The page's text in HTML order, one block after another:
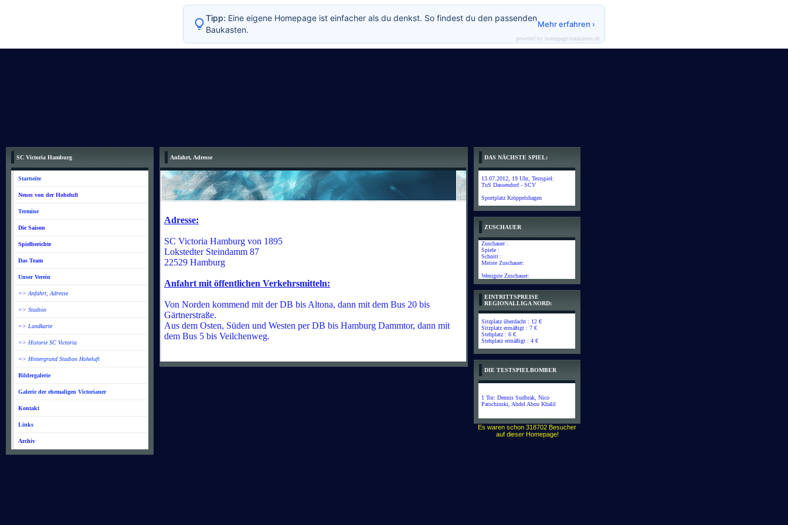
SC Victoria Hamburg
Startseite
Neues von der Hoheluft
Termine
Die Saison
Spielberichte
Das Team
Unser Verein
=> Anfahrt, Adresse
=> Stadion
=> Landkarte
=> Historie SC Victoria
=> Hintergrund Stadion Hoheluft
Bildergalerie
Galerie der ehemaligen Victorianer
Kontakt
Links
Archiv
Anfahrt, Adresse
Adresse:
SC Victoria Hamburg von 1895
Lokstedter Steindamm 87
22529 Hamburg
Anfahrt mit öffentlichen Verkehrsmitteln:
Von Norden kommend mit der DB bis Altona, dann mit dem Bus 20 bis
Gärtnerstraße.
Aus dem Osten, Süden und Westen per DB bis Hamburg Dammtor, dann mit
dem Bus 5 bis Veilchenweg.
DAS NÄCHSTE SPIEL:
13.07.2012, 19 Uhr, Testspiel:
TuS Dassendorf - SCV
Sportplatz Kröppelshagen
ZUSCHAUER
Zuschauer :
Spiele :
Schnitt :
Meiste Zuschauer:
Wenigste Zuschauer:
EINTRITTSPREISE
REGIONALLIGA NORD:
Sitzplatz überdacht : 12 €
Sitzplatz ermäßigt : 7 €
Stehplatz : 6 €
Stehplatz ermäßigt : 4 €
DIE TESTSPIELBOMBER
1 Tor: Dennis Sudbrak, Nico
Patschinski, Abdel Abou Khalil
Es waren schon 318702 Besucher
auf dieser Homepage!
Tipp: Eine eigene Homepage ist einfacher als du denkst. So findest du den passenden
Baukasten.
Mehr erfahren ›
powered by homepage-baukasten.de